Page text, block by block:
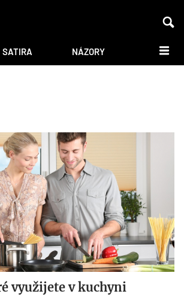
SATIRA NÁZORY DALŠÍ
využijete v kuchyni